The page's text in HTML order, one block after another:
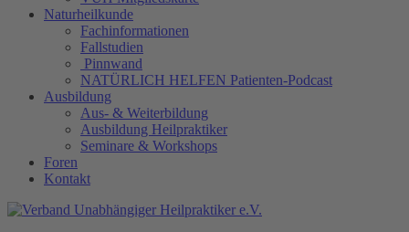
Naturheilkunde
Fachinformationen
Fallstudien
Pinnwand
NATÜRLICH HELFEN Patienten-Podcast
Ausbildung
Aus- & Weiterbildung
Ausbildung Heilpraktiker
Seminare & Workshops
Foren
Kontakt